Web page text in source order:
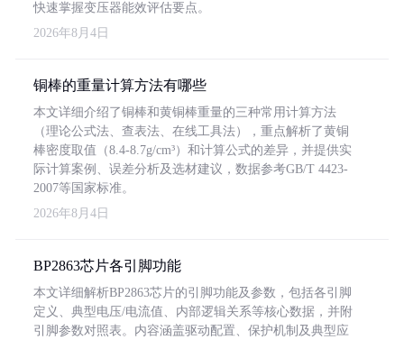
快速掌握变压器能效评估要点。
2026年8月4日
铜棒的重量计算方法有哪些
本文详细介绍了铜棒和黄铜棒重量的三种常用计算方法
（理论公式法、查表法、在线工具法），重点解析了黄铜
棒密度取值（8.4-8.7g/cm³）和计算公式的差异，并提供实
际计算案例、误差分析及选材建议，数据参考GB/T 4423-
2007等国家标准。
2026年8月4日
BP2863芯片各引脚功能
本文详细解析BP2863芯片的引脚功能及参数，包括各引脚
定义、典型电压/电流值、内部逻辑关系等核心数据，并附
引脚参数对照表。内容涵盖驱动配置、保护机制及典型应